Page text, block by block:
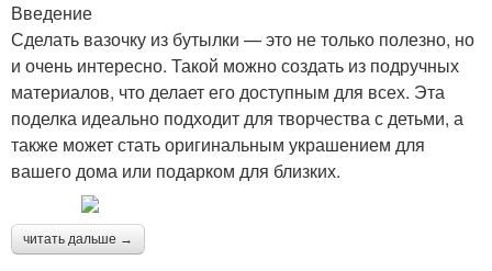
Введение
Сделать вазочку из бутылки — это не только полезно, но
и очень интересно. Такой можно создать из подручных
материалов, что делает его доступным для всех. Эта
поделка идеально подходит для творчества с детьми, а
также может стать оригинальным украшением для
вашего дома или подарком для близких.
читать дальше →